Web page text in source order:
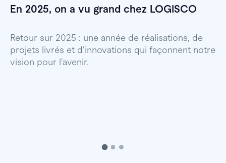
En 2025, on a vu grand chez LOGISCO
Retour sur 2025 : une année de réalisations, de
projets livrés et d’innovations qui façonnent notre
vision pour l’avenir.